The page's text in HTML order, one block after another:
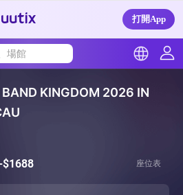
打開App
場館
BAND KINGDOM 2026 IN
座位表